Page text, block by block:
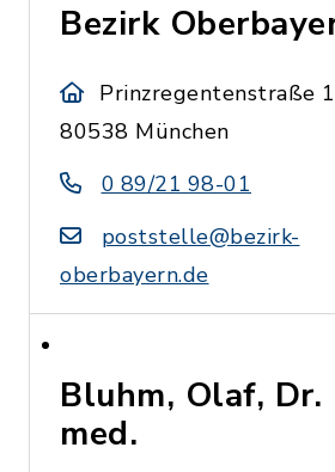
Bezirk
Prinzregentenstraße
80538 München
0 89/21 98-01
poststelle@bezirk-
oberbayern.de
Bluhm, Olaf, Dr.
med.